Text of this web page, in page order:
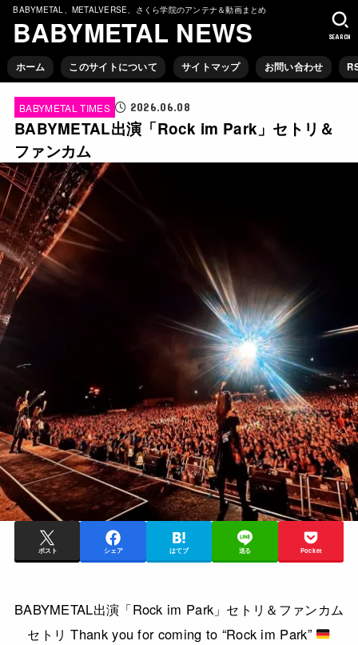
BABYMETAL、METALVERSE、さくら学院のアンテナ＆動画まとめ
BABYMETAL NEWS
ホーム このサイトについて サイトマップ お問い合わせ
SEARCH
BABYMETAL TIMES 2026.06.08
BABYMETAL出演「Rock im Park」セトリ＆
ファンカム
ポスト シェア はてブ 送る Pocket
BABYMETAL出演「Rock im Park」セトリ＆ファンカム
セトリ Thank you for coming to “Rock im Park”